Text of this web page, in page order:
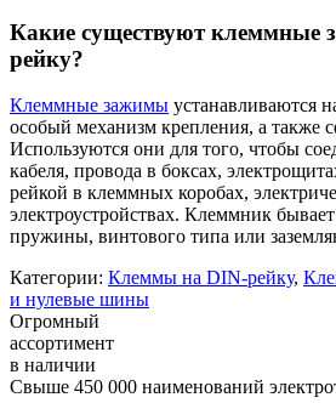
Какие существуют клеммные
рейку?
Клеммные зажимы устанавливаются
особый механизм крепления, а также
Используются они для того, чтобы
кабеля, провода в боксах,
рейкой в клеммных коробах,
электроустройствах. Клеммник
пружины, винтового типа или
Категории: Клеммы на DIN-рейку,
и нулевые шины
Огромный
ассортимент
в наличии
Свыше 450 000 наименований